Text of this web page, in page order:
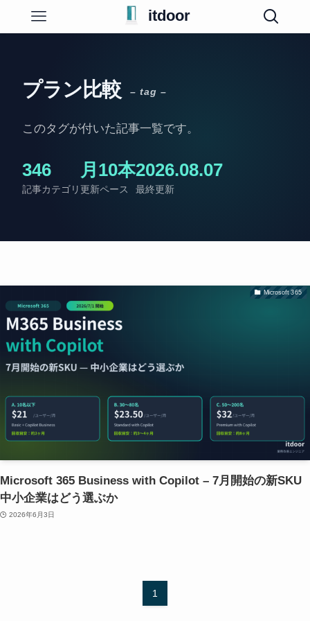
itdoor
プラン比較 – tag –
このタグが付いた記事一覧です。
34
記事
6
カテゴリ
月10本
更新ペース
2026.08.07
最終更新
Microsoft 365
Microsoft 365 Business with Copilot – 7月開始の新SKU
中小企業はどう選ぶか
2026年6月3日
1